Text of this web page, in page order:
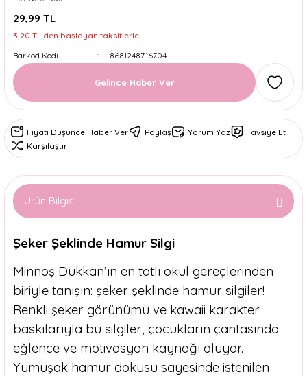
29,99 TL
3,20 TL den başlayan taksitlerle!
Barkod Kodu
8681248716704
Gelince Haber Ver
Fiyatı Düşünce Haber Ver Paylaş Yorum Yaz
Tavsiye Et
Karşılaştır
Ürün Bilgisi
Şeker Şeklinde Hamur Silgi
Minnoş Dükkan’ın en tatlı okul gereçlerinden
biriyle tanışın: şeker şeklinde hamur silgiler!
Renkli şeker görünümü ve kawaii karakter
baskılarıyla bu silgiler, çocukların çantasında
eğlence ve motivasyon kaynağı oluyor.
Yumuşak hamur dokusu sayesinde istenilen